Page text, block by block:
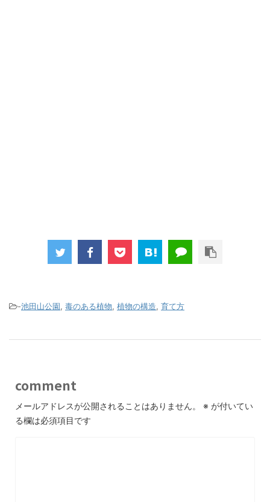
-池田山公園, 毒のある植物, 植物の構造, 育て方
comment
メールアドレスが公開されることはありません。 ※ が付いてい
る欄は必須項目です